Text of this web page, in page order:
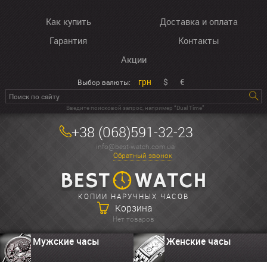
Как купить
Доставка и оплата
Гарантия
Контакты
Акции
Выбор валюты: грн $ €
Введите поисковой запрос, например “Dual Time”
+38 (068)591-32-23
info@best-watch.com.ua
Обратный звонок
КОПИИ НАРУЧНЫХ ЧАСОВ
Корзина
Нет товаров
Мужские часы Женские часы